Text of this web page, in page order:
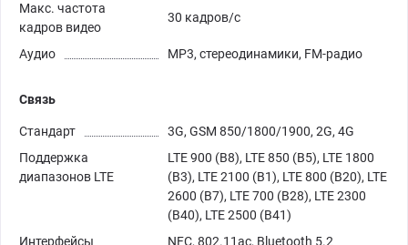
Макс. частота
кадров видео
30 кадров/с
Аудио MP3, стереодинамики, FM-радио
Связь
Стандарт
3G, GSM 850/1800/1900, 2G, 4G
Поддержка
диапазонов LTE
LTE 900 (B8), LTE 850 (B5), LTE 1800
(B3), LTE 2100 (B1), LTE 800 (B20), LTE
2600 (B7), LTE 700 (B28), LTE 2300
(B40), LTE 2500 (B41)
Интерфейсы
NFC, 802.11ac, Bluetooth 5.2